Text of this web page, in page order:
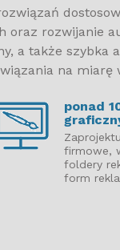
wydarzeniach
głos w
oraz rozwijanie
a także szybka
na miarę
ponad
firmowe,
foldery
form